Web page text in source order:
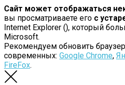
Сайт может отображаться
вы просматриваете его с
Internet Explorer (), который
Microsoft.
Рекомендуем обновить
современных: Google Chrome,
FireFox.